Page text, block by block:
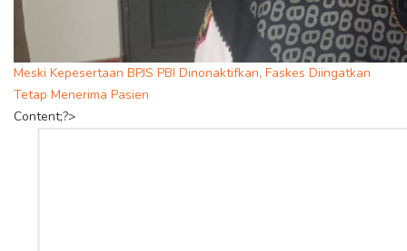
Meski Kepesertaan BPJS PBI Dinonaktifkan, Faskes Diingatkan
Tetap Menerima Pasien
Content;?>